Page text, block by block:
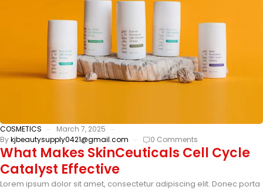
COSMETICS
March 7, 2025
Bykjbeautysupply0421@gmail.com 0 Comments
What Makes SkinCeuticals Cell Cycle
Catalyst Effective
Lorem ipsum dolor sit amet, consectetur adipiscing elit. Donec porta